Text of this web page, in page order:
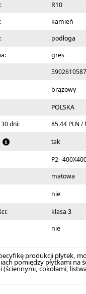
R10
kamień
podłoga
gres
brązowy
POLSKA
dni:
85.44 PLN /
tak
P2--
matowa
nie
klasa 3
nie
produkcji płytek,
pomiędzy płytkami na
(ściennymi, cokołami,